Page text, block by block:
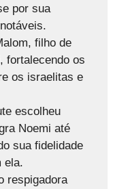
por sua
filho de
fortalecendo os
os israelitas e
escolheu
Noemi até
sua fidelidade
ela.
respigadora